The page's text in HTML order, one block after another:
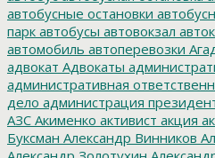
автобусные остановки
парк автобусы автовокзал
автомобиль автоперевозки
адвокат Адвокаты
административная
дело администрация
АЗС Акименко активист акция
Буксман Александр Винников